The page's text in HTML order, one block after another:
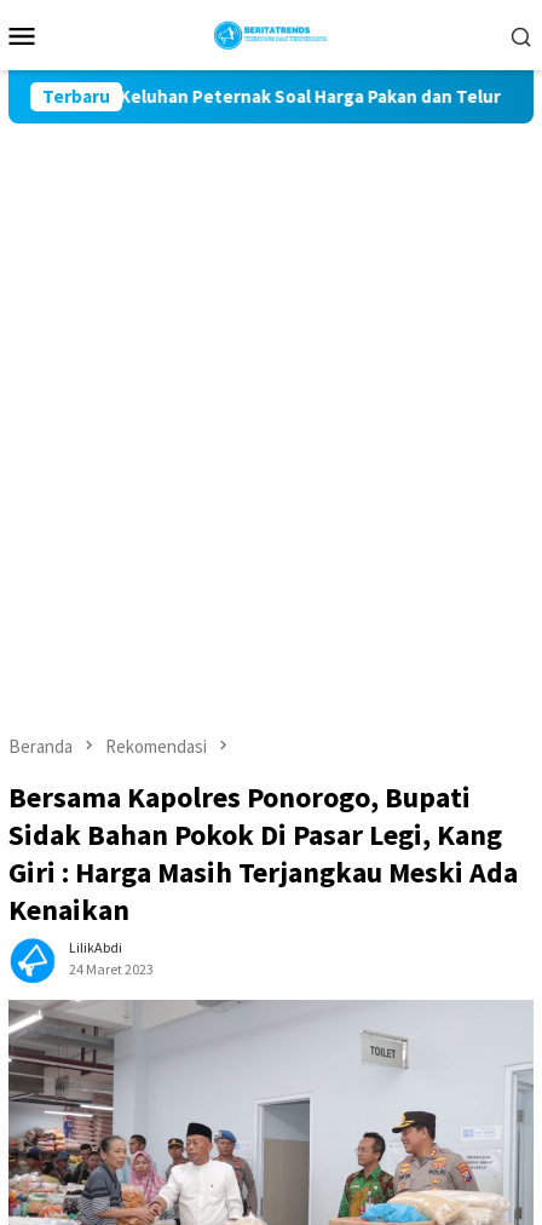
ke
Mobile
Terbaru
Keluhan Peternak Soal Harga Pakan dan Telur
Beranda Rekomendasi
Bersama Kapolres Ponorogo, Bupati
Sidak Bahan Pokok Di Pasar Legi, Kang
Giri : Harga Masih Terjangkau Meski Ada
Kenaikan
LilikAbdi
24 Maret 2023